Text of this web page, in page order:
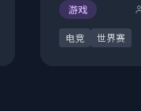
游戏
电竞 世界赛